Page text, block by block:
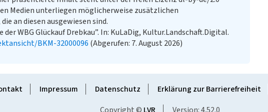
Medien unterliegen möglicherweise zusätzlichen
an diesen ausgewiesen sind.
der WBG Glückauf Drebkau”. In: KuLaDig, Kultur.Landschaft.Digital.
BKM-32000096 (Abgerufen: 7. August 2026)
Impressum Datenschutz Erklärung zur Barrierefreiheit